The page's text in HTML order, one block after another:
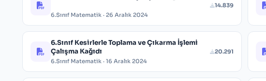
6.Sınıf Matematik · 26 Aralık 2024
14.839
6.Sınıf Kesirlerle Toplama ve Çıkarma İşlemi
Çalışma Kağıdı
6.Sınıf Matematik · 16 Aralık 2024
20.291